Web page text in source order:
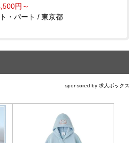
円～
・パート / 東京都
sponsored by 求人ボックス